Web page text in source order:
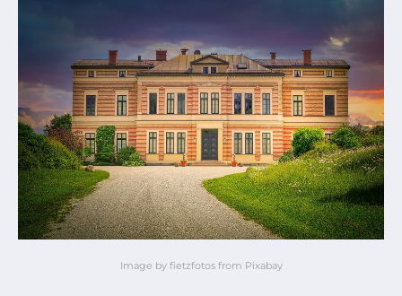
Image by fietzfotos from Pixabay